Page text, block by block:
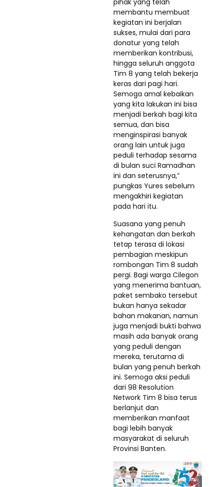
membantu membuat
kegiatan ini berjalan
sukses, mulai dari para
donatur yang telah
memberikan kontribusi,
hingga seluruh anggota
Tim 8 yang telah bekerja
keras dari pagi hari.
Semoga amal kebaikan
yang kita lakukan ini bisa
menjadi berkah bagi kita
semua, dan bisa
menginspirasi banyak
orang lain untuk juga
peduli terhadap sesama
di bulan suci Ramadhan
ini dan seterusnya,”
pungkas Yures sebelum
mengakhiri kegiatan
pada hari itu.
Suasana yang penuh
kehangatan dan berkah
tetap terasa di lokasi
pembagian meskipun
rombongan Tim 8 sudah
pergi. Bagi warga Cilegon
yang menerima bantuan,
paket sembako tersebut
bukan hanya sekadar
bahan makanan, namun
juga menjadi bukti bahwa
masih ada banyak orang
yang peduli dengan
mereka, terutama di
bulan yang penuh berkah
ini. Semoga aksi peduli
dari 98 Resolution
Network Tim 8 bisa terus
berlanjut dan
memberikan manfaat
bagi lebih banyak
masyarakat di seluruh
Provinsi Banten.